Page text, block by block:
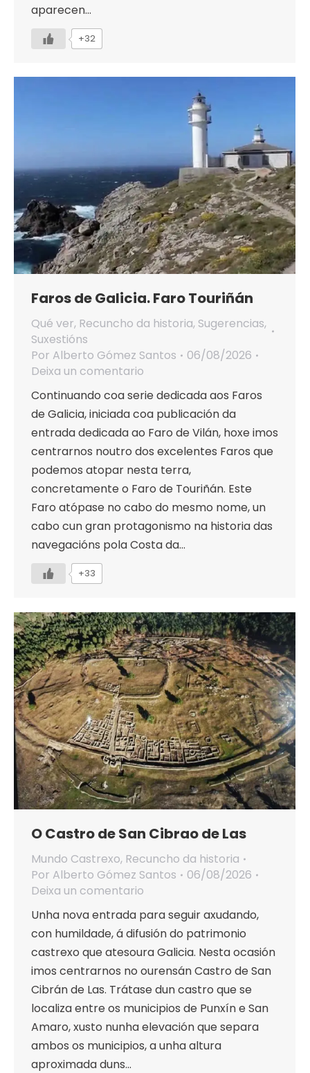
aparecen…
+32
Faros de Galicia. Faro Touriñán
Qué ver, Recuncho da historia, Sugerencias,
Suxestións
Por Alberto Gómez Santos
06/08/2026
Deixa un comentario
Continuando coa serie dedicada aos Faros
de Galicia, iniciada coa publicación da
entrada dedicada ao Faro de Vilán, hoxe imos
centrarnos noutro dos excelentes Faros que
podemos atopar nesta terra,
concretamente o Faro de Touriñán. Este
Faro atópase no cabo do mesmo nome, un
cabo cun gran protagonismo na historia das
navegacións pola Costa da…
+33
O Castro de San Cibrao de Las
Mundo Castrexo, Recuncho da historia
Por Alberto Gómez Santos
06/08/2026
Deixa un comentario
Unha nova entrada para seguir axudando,
con humildade, á difusión do patrimonio
castrexo que atesoura Galicia. Nesta ocasión
imos centrarnos no ourensán Castro de San
Cibrán de Las. Trátase dun castro que se
localiza entre os municipios de Punxín e San
Amaro, xusto nunha elevación que separa
ambos os municipios, a unha altura
aproximada duns…